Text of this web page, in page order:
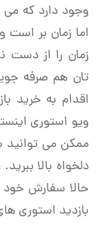
وجود دارد که می
اما زمان بر
زمان را از دست
تان هم صرفه
اقدام به خرید
ویو استوری
ممکن می توانید
دلخواه بالا
حالا سفارش
بازدید استوری